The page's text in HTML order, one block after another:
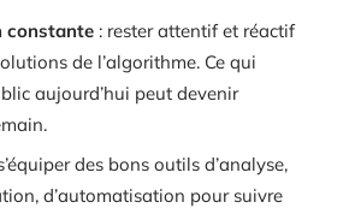
constante : rester attentif et réactif
de l’algorithme. Ce qui
aujourd’hui peut devenir
des bons outils d’analyse,
d’automatisation pour suivre